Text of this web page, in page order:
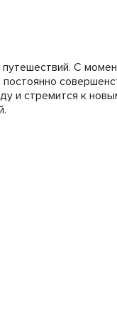
С
и стремится к